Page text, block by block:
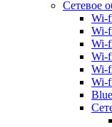
Сетевое
Wi-
Wi-
Wi-
Wi-
Wi-
Wi-